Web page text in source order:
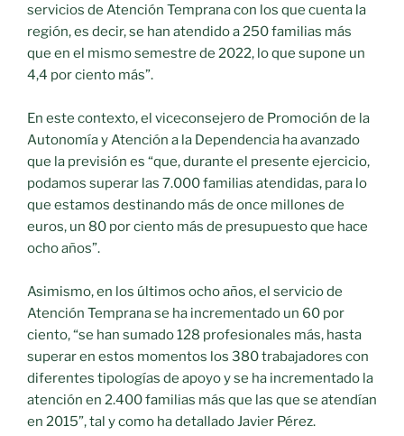
servicios de Atención Temprana con los que cuenta la
región, es decir, se han atendido a 250 familias más
que en el mismo semestre de 2022, lo que supone un
4,4 por ciento más”.
En este contexto, el viceconsejero de Promoción de la
Autonomía y Atención a la Dependencia ha avanzado
que la previsión es “que, durante el presente ejercicio,
podamos superar las 7.000 familias atendidas, para lo
que estamos destinando más de once millones de
euros, un 80 por ciento más de presupuesto que hace
ocho años”.
Asimismo, en los últimos ocho años, el servicio de
Atención Temprana se ha incrementado un 60 por
ciento, “se han sumado 128 profesionales más, hasta
superar en estos momentos los 380 trabajadores con
diferentes tipologías de apoyo y se ha incrementado la
atención en 2.400 familias más que las que se atendían
en 2015”, tal y como ha detallado Javier Pérez.